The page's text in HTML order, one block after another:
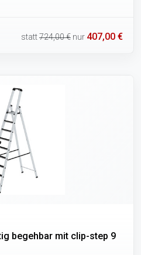
statt724,00 € nur 407,00 €
begehbar mit clip-step 9